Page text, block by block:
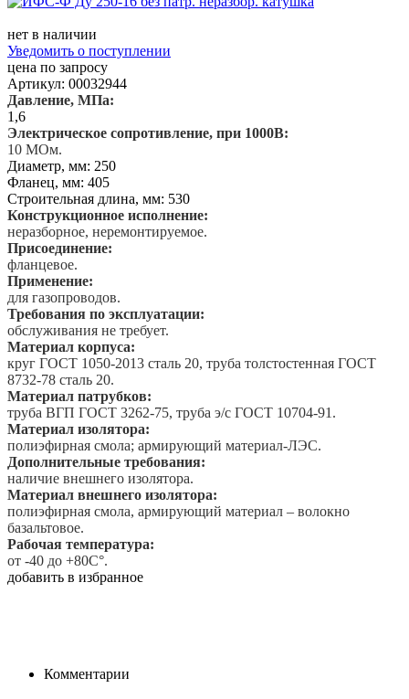
нет в наличии
Уведомить о поступлении
цена по запросу
Артикул: 00032944
Давление, МПа:
1,6
Электрическое сопротивление, при 1000В:
10 МОм.
Диаметр, мм: 250
Фланец, мм: 405
Строительная длина, мм: 530
Конструкционное исполнение:
неразборное, неремонтируемое.
Присоединение:
фланцевое.
Применение:
для газопроводов.
Требования по эксплуатации:
обслуживания не требует.
Материал корпуса:
круг ГОСТ 1050-2013 сталь 20, труба толстостенная ГОСТ
8732-78 сталь 20.
Материал патрубков:
труба ВГП ГОСТ 3262-75, труба э/c ГОСТ 10704-91.
Материал изолятора:
полиэфирная смола; армирующий материал-ЛЭС.
Дополнительные требования:
наличие внешнего изолятора.
Материал внешнего изолятора:
полиэфирная смола, армирующий материал – волокно
базальтовое.
Рабочая температура:
от -40 до +80С°.
добавить в избранное
Комментарии